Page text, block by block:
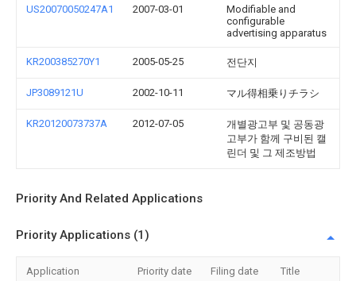
US20070050247A1 2007-03-01
Modifiable and
configurable
advertising apparatus
KR200385270Y1 2005-05-25 전단지
JP3089121U 2002-10-11 マル得相乗りチラシ
KR20120073737A 2012-07-05
개별광고부 및 공동광
고부가 함께 구비된 캘
린더 및 그 제조방법
Priority And Related Applications
Priority Applications (1)
Application Priority date Filing date Title